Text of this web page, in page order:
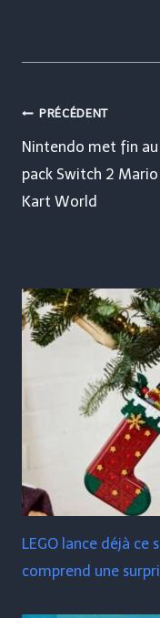
Navigation
de
l’article
PRÉCÉDENT
Nintendo met fin au
pack Switch 2 Mario
Kart World
LEGO lance déjà ce
comprend une